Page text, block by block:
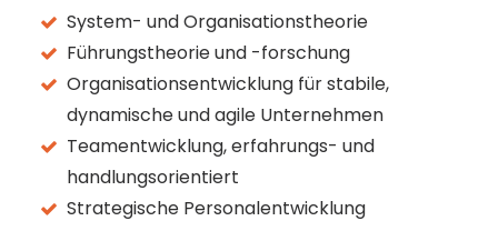
System- und Organisationstheorie
Führungstheorie und -forschung
Organisationsentwicklung für stabile,
dynamische und agile Unternehmen
Teamentwicklung, erfahrungs- und
handlungsorientiert
Strategische Personalentwicklung